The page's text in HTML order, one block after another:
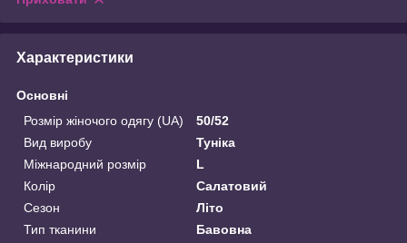
Характеристики
Основні
Розмір жіночого одягу (UA)
50/52
Вид виробу
Туніка
Міжнародний розмір
L
Колір
Салатовий
Сезон
Літо
Тип тканини
Бавовна